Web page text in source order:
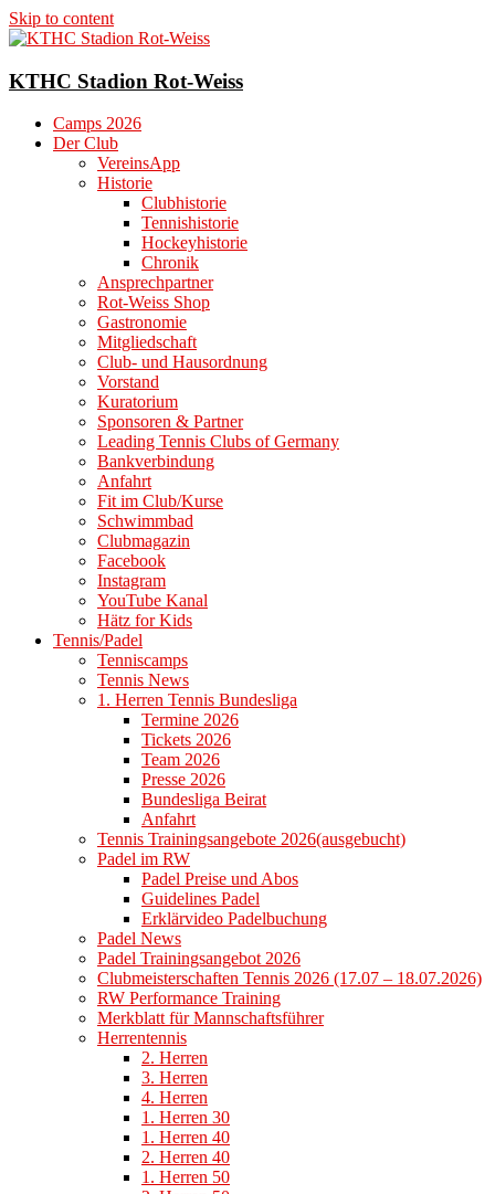
Skip to content
KTHC Stadion Rot-Weiss
Camps 2026
Der Club
VereinsApp
Historie
Clubhistorie
Tennishistorie
Hockeyhistorie
Chronik
Ansprechpartner
Rot-Weiss Shop
Gastronomie
Mitgliedschaft
Club- und Hausordnung
Vorstand
Kuratorium
Sponsoren & Partner
Leading Tennis Clubs of Germany
Bankverbindung
Anfahrt
Fit im Club/Kurse
Schwimmbad
Clubmagazin
Facebook
Instagram
YouTube Kanal
Hätz for Kids
Tennis/Padel
Tenniscamps
Tennis News
1. Herren Tennis Bundesliga
Termine 2026
Tickets 2026
Team 2026
Presse 2026
Bundesliga Beirat
Anfahrt
Tennis Trainingsangebote 2026(ausgebucht)
Padel im RW
Padel Preise und Abos
Guidelines Padel
Erklärvideo Padelbuchung
Padel News
Padel Trainingsangebot 2026
Clubmeisterschaften Tennis 2026 (17.07 – 18.07.2026)
RW Performance Training
Merkblatt für Mannschaftsführer
Herrentennis
2. Herren
3. Herren
4. Herren
1. Herren 30
1. Herren 40
2. Herren 40
1. Herren 50